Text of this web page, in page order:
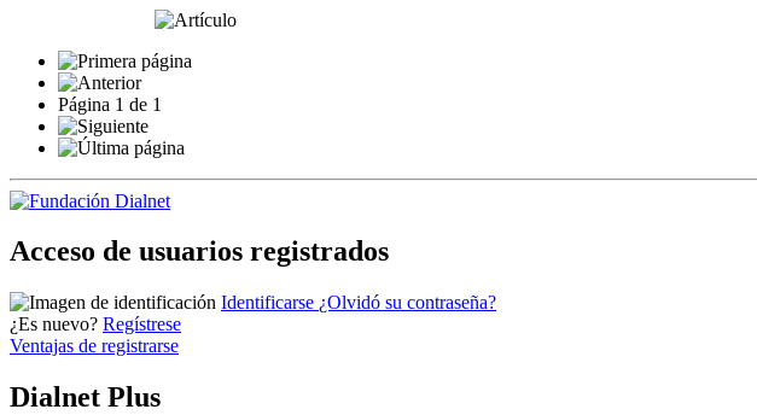
Página 1 de 1
Acceso de usuarios registrados
Identificarse ¿Olvidó su contraseña?
¿Es nuevo? Regístrese
Ventajas de registrarse
Dialnet Plus